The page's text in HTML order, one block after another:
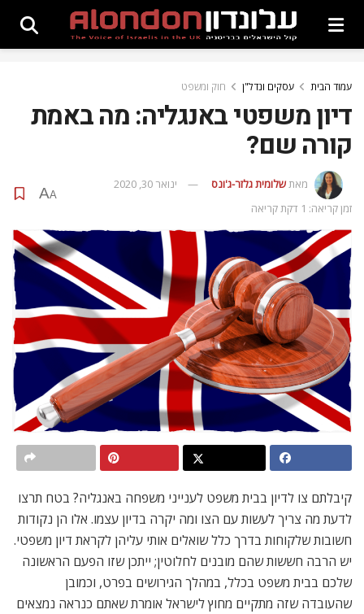
עמוד הבית עסקים ונדל"ן חוק ומשפט
דיון משפטי באנגליה: מה באמת
קורה שם?
מאתשלומית גלזר-ג'ונס
ינואר 30, 2020
זמן קריאה: 1 דקת קריאה
A
A
קיבלתם צו לדיון בבית משפט לענייני משפחה באנגליה? בטח תרצו
לדעת מה צריך לעשות עם הצו ומה יקרה בדיון עצמו. אלו הן נקודות
חשובות שלקוחות בדרך כלל שואלים אותי עליהן לקראת דיון משפטי.
יש הרבה חששות שהם מובנים לחלוטין; ייתכן שזו הפעם הראשונה
שלכם בבית משפט בכלל, במהלך הגירושים בפרט, וכמובן
שהעובדה שזה מתקיים מחוץ לישראל אומרת שאתם כנראה נמצאים